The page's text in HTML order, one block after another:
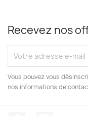
Recevez nos
Vous pouvez vous
nos informations de